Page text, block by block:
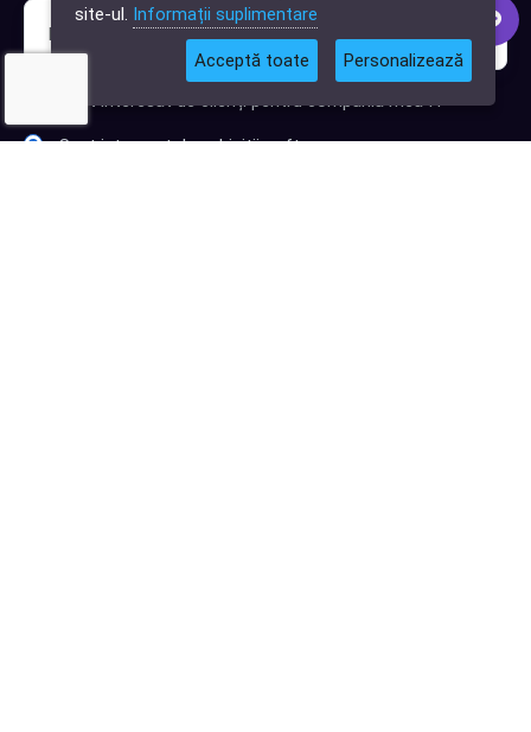
Sunt interesat de clienți pentru compania mea IT
Sunt interesat de achiziții software
site-ul. Informații suplimentare
Acceptă toate Personalizează